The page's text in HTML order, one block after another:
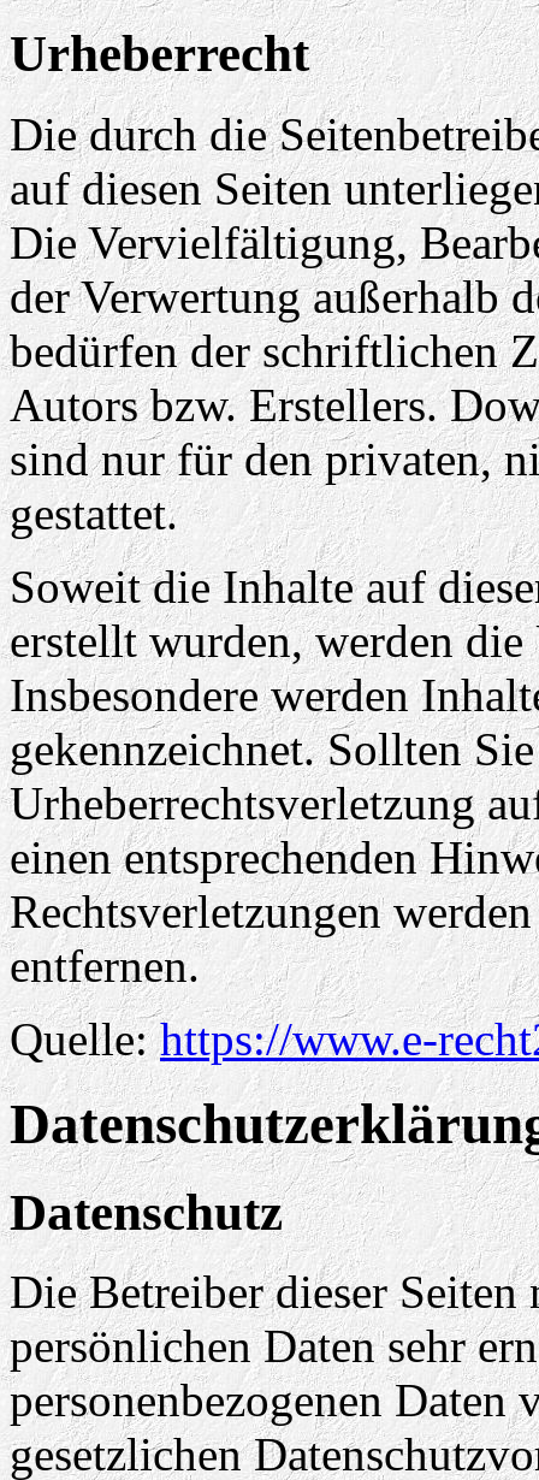
Urheberrecht
Die durch die
auf diesen Seiten
Die Vervielfältigung,
der Verwertung außerhalb
bedürfen der schriftlichen
Autors bzw. Erstellers.
sind nur für den privaten,
gestattet.
Soweit die Inhalte auf
erstellt wurden, werden
Insbesondere werden
gekennzeichnet. Sollten
Urheberrechtsverletzung
einen entsprechenden
Rechtsverletzungen
entfernen.
Quelle:https://www.e-
Datenschutz
Die Betreiber dieser Seiten
persönlichen Daten sehr
personenbezogenen Daten
gesetzlichen